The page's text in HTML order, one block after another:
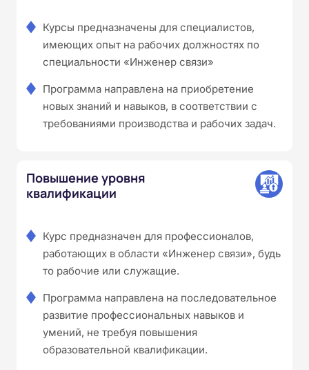
Курсы предназначены для специалистов,
имеющих опыт на рабочих должностях по
специальности «Инженер связи»
Программа направлена на приобретение
новых знаний и навыков, в соответствии с
требованиями производства и рабочих задач.
Повышение уровня
квалификации
Курс предназначен для профессионалов,
работающих в области «Инженер связи», будь
то рабочие или служащие.
Программа направлена на последовательное
развитие профессиональных навыков и
умений, не требуя повышения
образовательной квалификации.